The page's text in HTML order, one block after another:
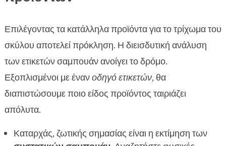
Επιλέγοντας τα κατάλληλα προϊόντα για το τρίχωμα του
σκύλου αποτελεί πρόκληση. Η διεισδυτική ανάλυση
των ετικετών σαμπουάν ανοίγει το δρόμο.
Εξοπλισμένοι με ένανοδηγό ετικετών, θα
διαπιστώσουμε ποιο είδος προϊόντος ταιριάζει
απόλυτα.
Καταρχάς, ζωτικής σημασίας είναι η εκτίμηση των